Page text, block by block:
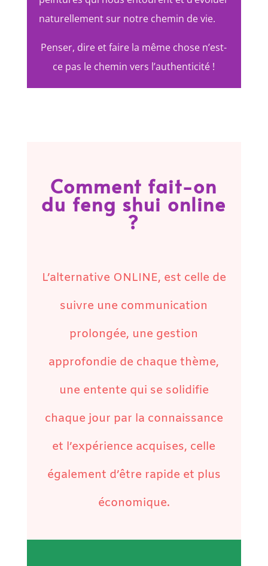
naturellement sur notre chemin de vie.
Penser, dire et faire la même chose n’est-
ce pas le chemin vers l’authenticité !
Comment fait-on
du feng shui online
?
L’alternative ONLINE, est celle de
suivre une communication
prolongée, une gestion
approfondie de chaque thème,
une entente qui se solidifie
chaque jour par la connaissance
et l’expérience acquises, celle
également d’être rapide et plus
économique.